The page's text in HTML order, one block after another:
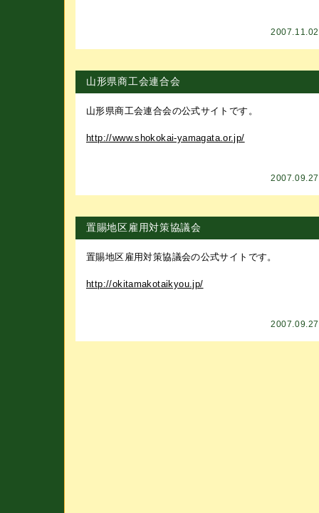
山形県商工会連合会
山形県商工会連合会の公式サイトです。
http://www.shokokai-yamagata.or.jp/
置賜地区雇用対策協議会
置賜地区雇用対策協議会の公式サイトです。
http://okitamakotaikyou.jp/